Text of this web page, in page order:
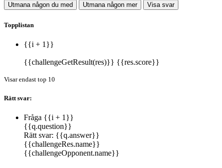
Utmana någon du med Utmana någon mer Visa svar
Topplistan
{{i + 1}}
{{challengeGetResult(res)}} {{res.score}}
Visar endast top 10
Rätt svar:
Fråga {{i + 1}}
{{q.question}}
Rätt svar: {{q.answer}}
{{challengeRes.name}}
{{challengeOpponent.name}}